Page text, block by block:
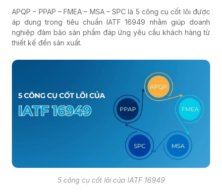
APQP – PPAP – FMEA – MSA – SPC là 5 công cụ cốt lõi được
áp dụng trong tiêu chuẩn IATF 16949 nhằm giúp doanh
nghiệp đảm bảo sản phẩm đáp ứng yêu cầu khách hàng từ
thiết kế đến sản xuất.
5 công cụ cốt lõi của IATF 16949